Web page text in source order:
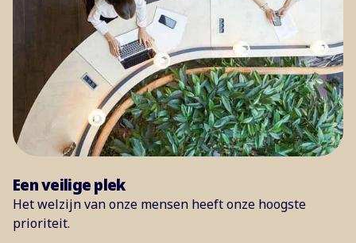
Een veilige plek
Het welzijn van onze mensen heeft onze hoogste
prioriteit.